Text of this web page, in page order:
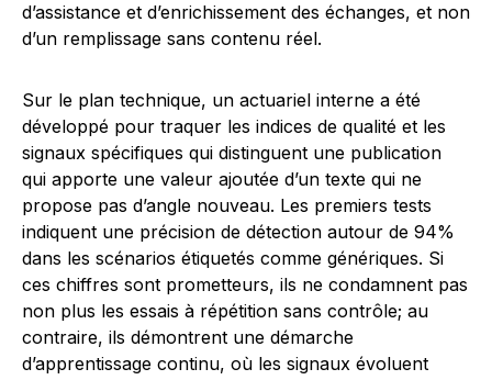
d’assistance et d’enrichissement des échanges, et non
d’un remplissage sans contenu réel.
Sur le plan technique, un actuariel interne a été
développé pour traquer les indices de qualité et les
signaux spécifiques qui distinguent une publication
qui apporte une valeur ajoutée d’un texte qui ne
propose pas d’angle nouveau. Les premiers tests
indiquent une précision de détection autour de 94%
dans les scénarios étiquetés comme génériques. Si
ces chiffres sont prometteurs, ils ne condamnent pas
non plus les essais à répétition sans contrôle; au
contraire, ils démontrent une démarche
d’apprentissage continu, où les signaux évoluent